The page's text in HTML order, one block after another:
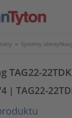
> Systemy
| TAG22-